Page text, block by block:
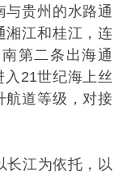
与贵州的水路通
湘江和桂江，连
第二条出海通
21世纪海上丝
航道等级，对接
江为依托，以